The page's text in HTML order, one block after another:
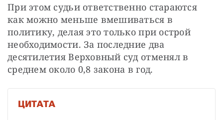
При этом судьи ответственно стараются
как можно меньше вмешиваться в
политику, делая это только при острой
необходимости. За последние два
десятилетия Верховный суд отменял в
среднем около 0,8 закона в год.
ЦИТАТА